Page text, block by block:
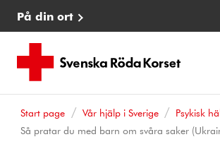
På din ort
Start page Vår hjälp i Sverige Psykisk
Så pratar du med barn om svåra saker